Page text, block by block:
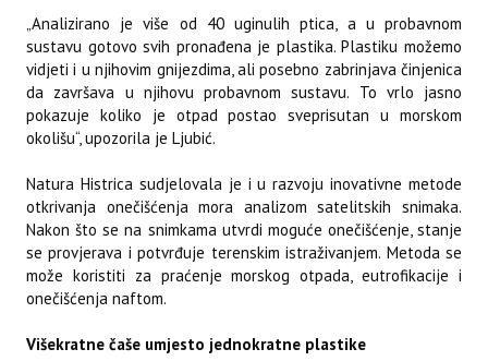
„Analizirano je više od 40 uginulih ptica, a u probavnom
sustavu gotovo svih pronađena je plastika. Plastiku možemo
vidjeti i u njihovim gnijezdima, ali posebno zabrinjava činjenica
da završava u njihovu probavnom sustavu. To vrlo jasno
pokazuje koliko je otpad postao sveprisutan u morskom
okolišu“, upozorila je Ljubić.
Natura Histrica sudjelovala je i u razvoju inovativne metode
otkrivanja onečišćenja mora analizom satelitskih snimaka.
Nakon što se na snimkama utvrdi moguće onečišćenje, stanje
se provjerava i potvrđuje terenskim istraživanjem. Metoda se
može koristiti za praćenje morskog otpada, eutrofikacije i
onečišćenja naftom.
Višekratne čaše umjesto jednokratne plastike